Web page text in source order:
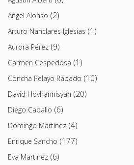
Angel Alonso (2)
Arturo Nanclares Iglesias (1)
Aurora Pérez (9)
Carmen Cespedosa (1)
Concha Pelayo Rapado (10)
David Hovhannisyan (20)
Diego Caballo (6)
Domingo Martínez (4)
Enrique Sancho (177)
Eva Martinez (6)